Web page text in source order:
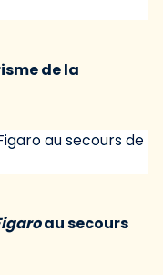
de la
au secours